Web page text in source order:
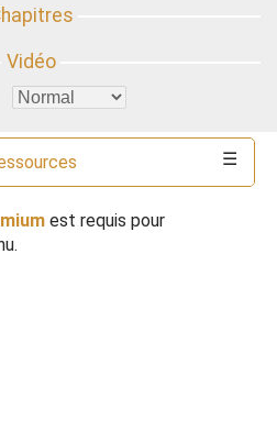
Outils
est requis pour